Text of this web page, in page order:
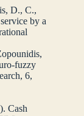
D., C.,
by a
fuzzy
6,
Cash